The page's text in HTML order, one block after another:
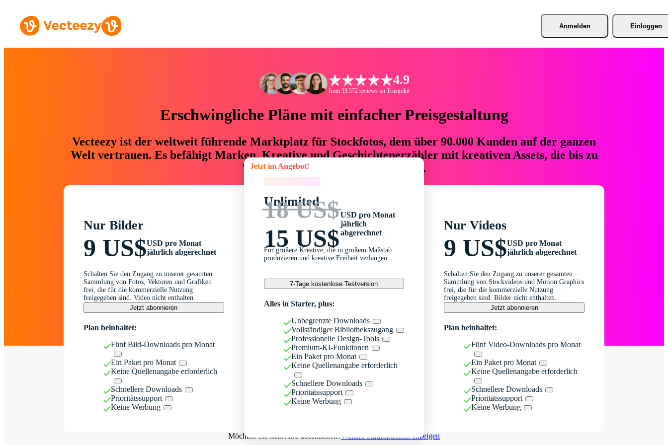
Anmelden Einloggen
4.9
from 33.572 reviews on Trustpilot
Erschwingliche Pläne mit einfacher Preisgestaltung
Vecteezy ist der weltweit führende Marktplatz für Stockfotos, dem über 90.000 Kunden auf der ganzen
Welt vertrauen. Es befähigt Marken, Kreative und Geschichtenerzähler mit kreativen Assets, die bis zu
76 % an Zeit und Budget einsparen.
Nur Bilder
9 US$USD pro Monat
jährlich abgerechnet
Schalten Sie den Zugang zu unserer gesamten
Sammlung von Fotos, Vektoren und Grafiken
frei, die für die kommerzielle Nutzung
freigegeben sind. Video nicht enthalten.
Jetzt abonnieren
Plan beinhaltet:
Fünf Bild-Downloads pro Monat
Ein Paket pro Monat
Keine Quellenangabe erforderlich
Schnellere Downloads
Prioritätssupport
Keine Werbung
Jetzt im Angebot!
Unlimited
18 US$
15 US$
USD pro Monat
jährlich
abgerechnet
Für größere Kreative, die in großem Maßstab
produzieren und kreative Freiheit verlangen
7-Tage kostenlose Testversion
Alles in Starter, plus:
Unbegrenzte Downloads
Vollständiger Bibliothekszugang
Professionelle Design-Tools
Premium-KI-Funktionen
Ein Paket pro Monat
Keine Quellenangabe erforderlich
Schnellere Downloads
Prioritätssupport
Keine Werbung
Nur Videos
9 US$USD pro Monat
jährlich abgerechnet
Schalten Sie den Zugang zu unserer gesamten
Sammlung von Stockvideos und Motion Graphics
frei, die für die kommerzielle Nutzung
freigegeben sind. Bilder nicht enthalten.
Jetzt abonnieren
Plan beinhaltet:
Fünf Video-Downloads pro Monat
Ein Paket pro Monat
Keine Quellenangabe erforderlich
Schnellere Downloads
Prioritätssupport
Keine Werbung
Möchten Sie kein Abo abschließen?Weitere Kaufoptionen anzeigen